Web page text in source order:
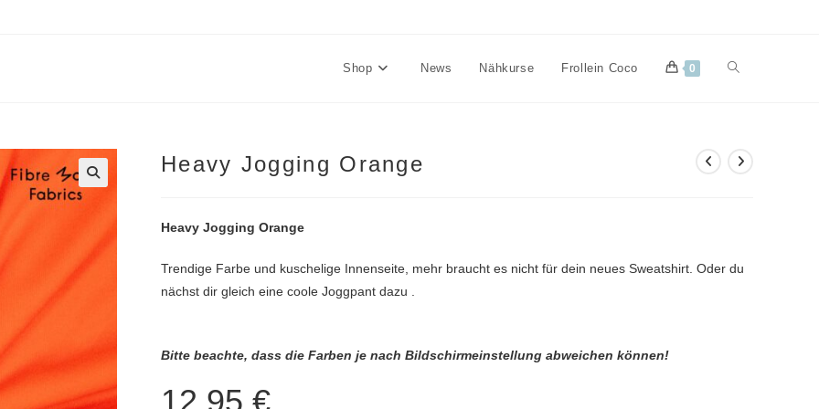
Shop News Nähkurse Frollein Coco 0 Website-
Heavy Jogging Orange
Heavy Jogging Orange
Trendige Farbe und kuschelige Innenseite, mehr braucht es nicht für dein neues Sweatshirt. Oder du
nächst dir gleich eine coole Joggpant dazu .
Bitte beachte, dass die Farben je nach Bildschirmeinstellung abweichen können!
12,95 €